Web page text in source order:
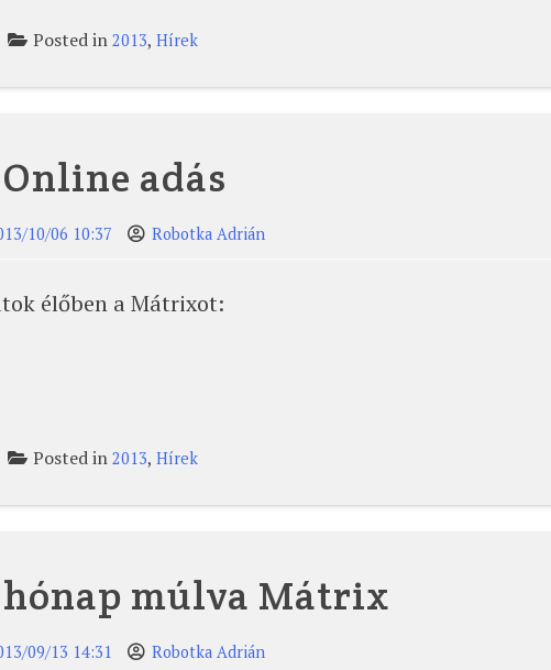
Posted in2013,Hírek
Online adás
10/06 10:37 Robotka Adrián
élőben a Mátrixot:
Posted in2013,Hírek
múlva Mátrix
09/13 14:31 Robotka Adrián